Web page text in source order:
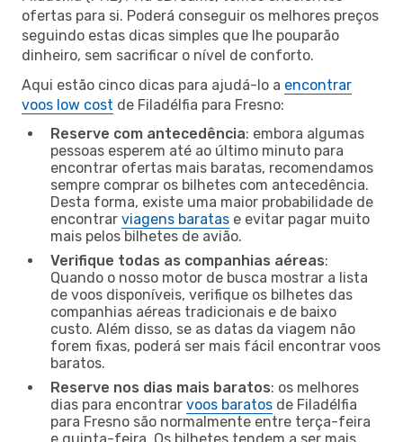
ofertas para si. Poderá conseguir os melhores preços
seguindo estas dicas simples que lhe pouparão
dinheiro, sem sacrificar o nível de conforto.
Aqui estão cinco dicas para ajudá-lo a encontrar
voos low cost de Filadélfia para Fresno:
Reserve com antecedência: embora algumas
pessoas esperem até ao último minuto para
encontrar ofertas mais baratas, recomendamos
sempre comprar os bilhetes com antecedência.
Desta forma, existe uma maior probabilidade de
encontrar viagens baratas e evitar pagar muito
mais pelos bilhetes de avião.
Verifique todas as companhias aéreas:
Quando o nosso motor de busca mostrar a lista
de voos disponíveis, verifique os bilhetes das
companhias aéreas tradicionais e de baixo
custo. Além disso, se as datas da viagem não
forem fixas, poderá ser mais fácil encontrar voos
baratos.
Reserve nos dias mais baratos: os melhores
dias para encontrar voos baratos de Filadélfia
para Fresno são normalmente entre terça-feira